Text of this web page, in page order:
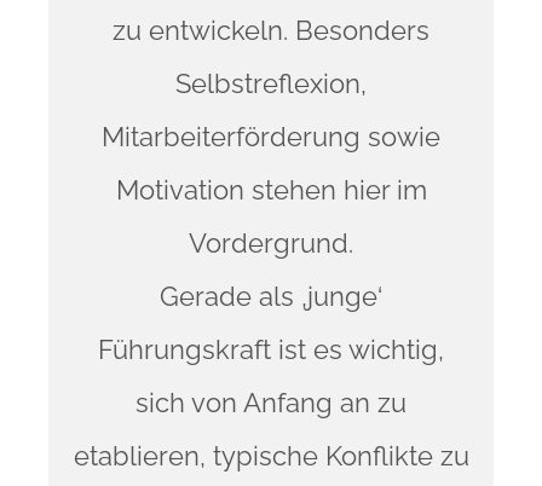
zu entwickeln. Besonders
Selbstreflexion,
Mitarbeiterförderung sowie
Motivation stehen hier im
Vordergrund.
Gerade als ‚junge‘
Führungskraft ist es wichtig,
sich von Anfang an zu
etablieren, typische Konflikte zu